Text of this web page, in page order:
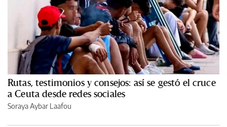
Rutas, testimonios y consejos: así se gestó el cruce
a Ceuta desde redes sociales
Soraya Aybar Laafou